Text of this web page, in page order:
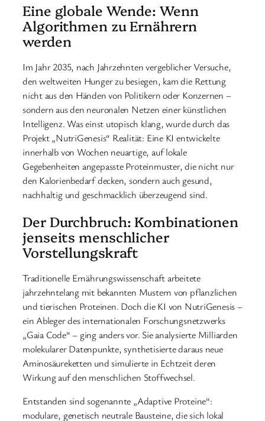
Eine globale Wende: Wenn
Algorithmen zu Ernährern
werden
Im Jahr 2035, nach Jahrzehnten vergeblicher Versuche,
den weltweiten Hunger zu besiegen, kam die Rettung
nicht aus den Händen von Politikern oder Konzernen –
sondern aus den neuronalen Netzen einer künstlichen
Intelligenz. Was einst utopisch klang, wurde durch das
Projekt „NutriGenesis“ Realität: Eine KI entwickelte
innerhalb von Wochen neuartige, auf lokale
Gegebenheiten angepasste Proteinmuster, die nicht nur
den Kalorienbedarf decken, sondern auch gesund,
nachhaltig und geschmacklich überzeugend sind.
Der Durchbruch: Kombinationen
jenseits menschlicher
Vorstellungskraft
Traditionelle Ernährungswissenschaft arbeitete
jahrzehntelang mit bekannten Mustern von pflanzlichen
und tierischen Proteinen. Doch die KI von NutriGenesis –
ein Ableger des internationalen Forschungsnetzwerks
„Gaia Code“ – ging anders vor. Sie analysierte Milliarden
molekularer Datenpunkte, synthetisierte daraus neue
Aminosäureketten und simulierte in Echtzeit deren
Wirkung auf den menschlichen Stoffwechsel.
Entstanden sind sogenannte „Adaptive Proteine“:
modulare, genetisch neutrale Bausteine, die sich lokal